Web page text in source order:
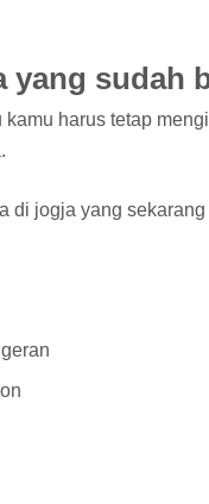
yang sudah
harus tetap
di jogja yang